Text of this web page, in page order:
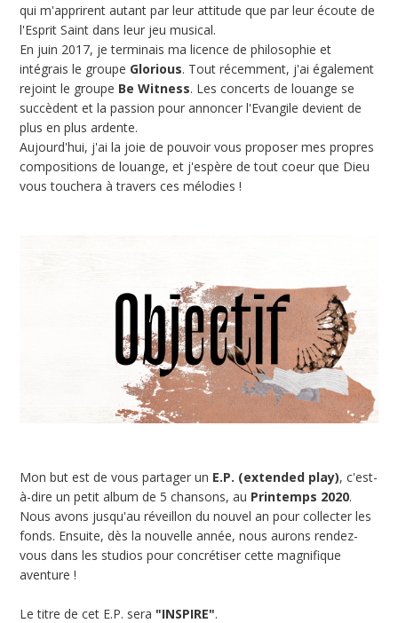
qui m'apprirent autant par leur attitude que par leur écoute de
l'Esprit Saint dans leur jeu musical.
En juin 2017, je terminais ma licence de philosophie et
intégrais le groupe Glorious. Tout récemment, j'ai également
rejoint le groupe Be Witness. Les concerts de louange se
succèdent et la passion pour annoncer l'Evangile devient de
plus en plus ardente.
Aujourd'hui, j'ai la joie de pouvoir vous proposer mes propres
compositions de louange, et j'espère de tout coeur que Dieu
vous touchera à travers ces mélodies !
Mon but est de vous partager un E.P. (extended play), c'est-
à-dire un petit album de 5 chansons, au Printemps 2020.
Nous avons jusqu'au réveillon du nouvel an pour collecter les
fonds. Ensuite, dès la nouvelle année, nous aurons rendez-
vous dans les studios pour concrétiser cette magnifique
aventure !
Le titre de cet E.P. sera "INSPIRE".